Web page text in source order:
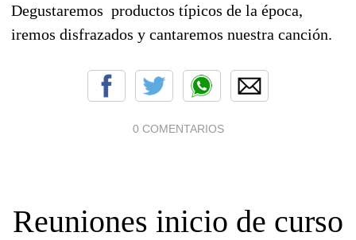
Degustaremos productos típicos de la época,
iremos disfrazados y cantaremos nuestra canción.
0 COMENTARIOS
Reuniones inicio de curso